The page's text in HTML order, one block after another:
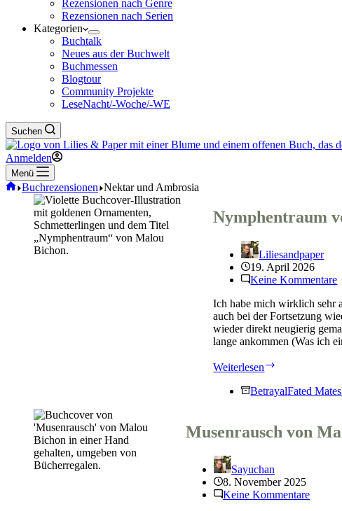
Rezensionen nach Genre
Rezensionen nach Serien
Kategorien
Buchtalk
Neues aus der Buchwelt
Buchmessen
Blogtour
Community Projekte
LeseNacht/-Woche/-WE
Suchen
Anmelden
Menü
Start
Buchrezensionen Nektar und Ambrosia
Nymphentraum
Liliesandpaper
19. April 2026
Keine Kommentare
Ich habe mich wirklich sehr
auch bei der Fortsetzung
wieder direkt neugierig
lange ankommen (Was ich
Weiterlesen
Malou
BetrayalFated Mates
Musenrausch von
Sayuchan
8. November 2025
Keine Kommentare